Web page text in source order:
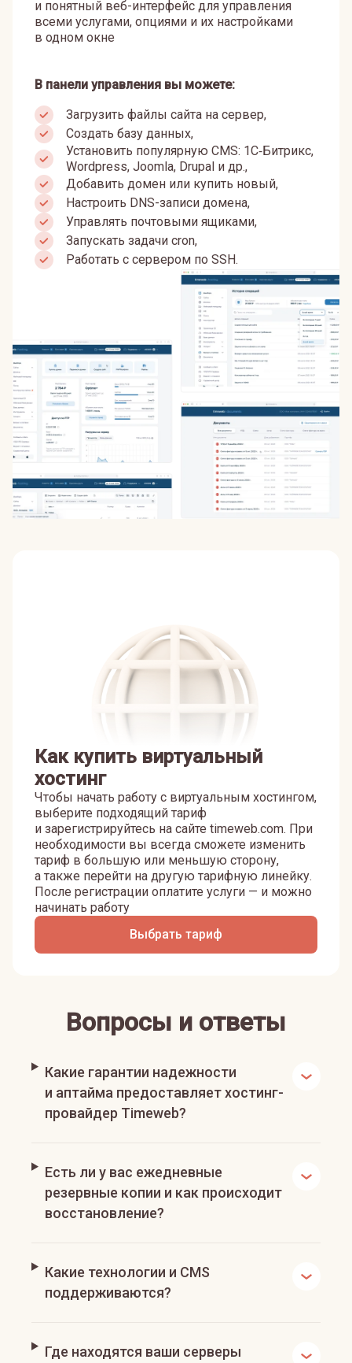
и понятный веб-интерфейс для управления
всеми услугами, опциями и их настройками
в одном окне
В панели управления вы можете:
Загрузить файлы сайта на сервер,
Создать базу данных,
Установить популярную CMS: 1С‑Битрикс,
Wordpress, Joomla, Drupal и др.,
Добавить домен или купить новый,
Настроить DNS-записи домена,
Управлять почтовыми ящиками,
Запускать задачи cron,
Работать с сервером по SSH.
Как купить виртуальный
хостинг
Чтобы начать работу с виртуальным хостингом,
выберите подходящий тариф
и зарегистрируйтесь на сайте timeweb.com. При
необходимости вы всегда сможете изменить
тариф в большую или меньшую сторону,
а также перейти на другую тарифную линейку.
После регистрации оплатите услуги — и можно
начинать работу
Выбрать тариф
Вопросы и ответы
Какие гарантии надежности
и аптайма предоставляет хостинг-
провайдер Timeweb?
Есть ли у вас ежедневные
резервные копии и как происходит
восстановление?
Какие технологии и CMS
поддерживаются?
Где находятся ваши серверы